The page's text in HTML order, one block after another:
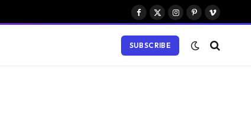
Facebook
X
Instagram
PinterestVimeo
SUBSCRIBE